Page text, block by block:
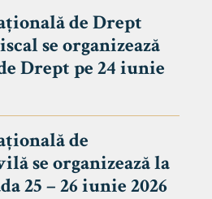
de Drept
se organizează
Drept pe 24 iunie
de
se organizează la
25 – 26 iunie 2026